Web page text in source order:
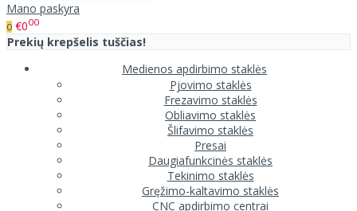
Mano paskyra
0 €000
Prekių krepšelis tuščias!
Medienos apdirbimo staklės
Pjovimo staklės
Frezavimo staklės
Obliavimo staklės
Šlifavimo staklės
Presai
Daugiafunkcinės staklės
Tekinimo staklės
Gręžimo-kaltavimo staklės
CNC apdirbimo centrai